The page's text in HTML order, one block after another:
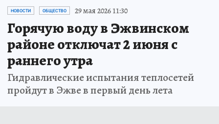
НОВОСТИ ОБЩЕСТВО 29 мая 2026 11:30
Горячую воду в Эжвинском
районе отключат 2 июня с
раннего утра
Гидравлические испытания теплосетей
пройдут в Эжве в первый день лета